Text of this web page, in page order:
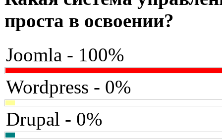
проста в освоении?
Joomla - 100%
Wordpress - 0%
Drupal - 0%